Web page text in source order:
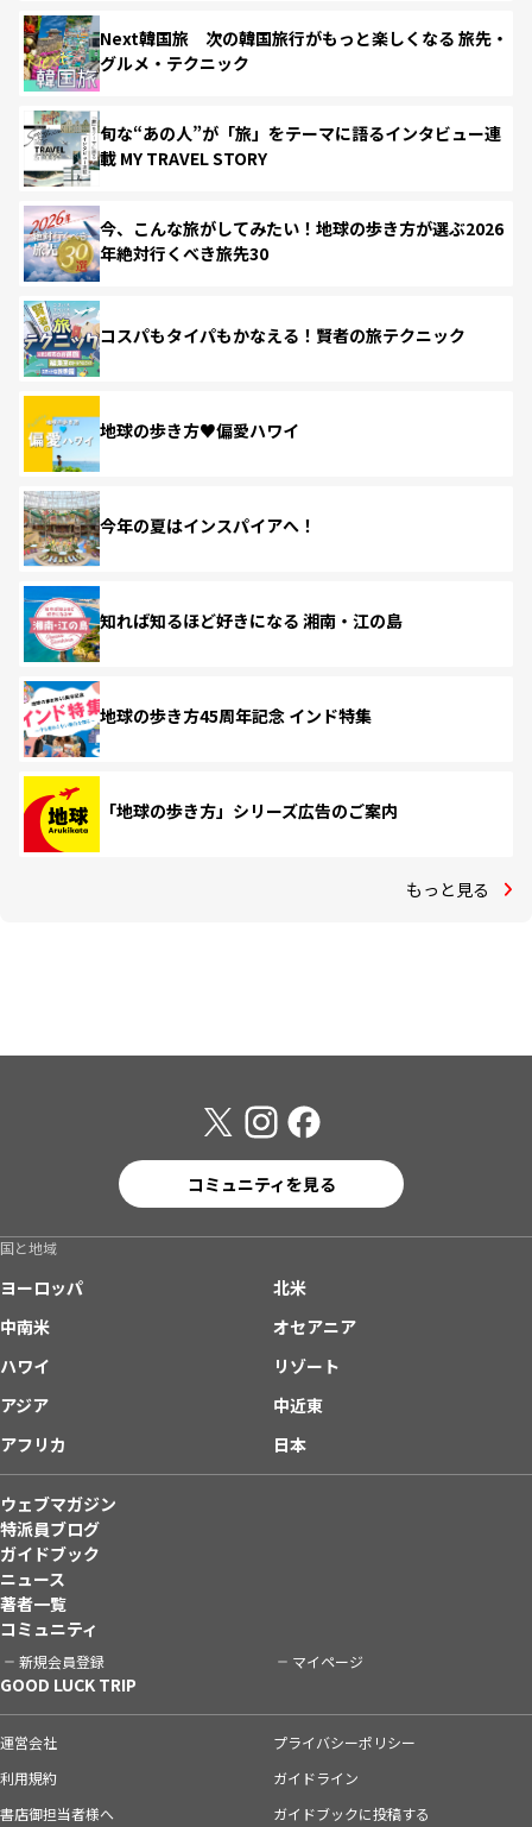
Next韓国旅 次の韓国旅行がもっと楽しくなる 旅先・
グルメ・テクニック
旬な“あの人”が「旅」をテーマに語るインタビュー連
載 MY TRAVEL STORY
今、こんな旅がしてみたい！地球の歩き方が選ぶ2026
年絶対行くべき旅先30
コスパもタイパもかなえる！賢者の旅テクニック
地球の歩き方♥偏愛ハワイ
今年の夏はインスパイアへ！
知れば知るほど好きになる 湘南・江の島
地球の歩き方45周年記念 インド特集
「地球の歩き方」シリーズ広告のご案内
もっと見る
コミュニティを見る
国と地域
ヨーロッパ
北米
中南米
オセアニア
ハワイ
リゾート
アジア
中近東
アフリカ
日本
ウェブマガジン
特派員ブログ
ガイドブック
ニュース
著者一覧
コミュニティ
新規会員登録 マイページ
GOOD LUCK TRIP
運営会社
プライバシーポリシー
利用規約
ガイドライン
書店御担当者様へ
ガイドブックに投稿する